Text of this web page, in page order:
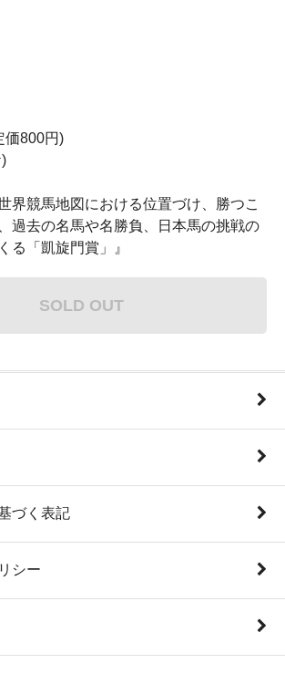
800円)
界競馬地図における位置づけ、勝つこ
過去の名馬や名勝負、日本馬の挑戦の
る「凱旋門賞」』
SOLD OUT
づく表記
シー